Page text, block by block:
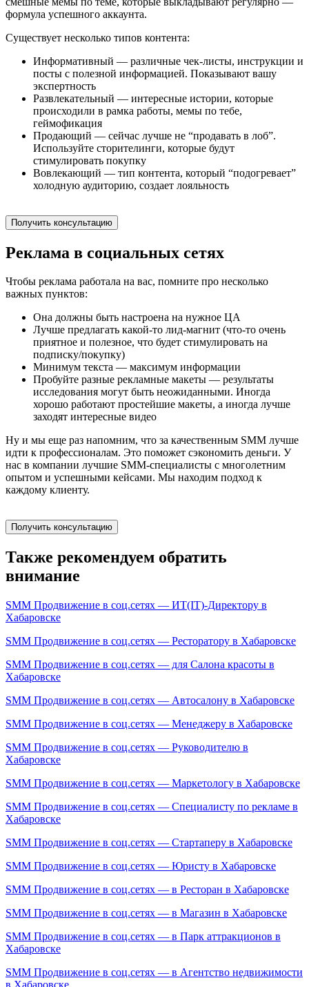
формула успешного аккаунта.
Существует несколько типов контента:
Информативный — различные чек-листы, инструкции и
посты с полезной информацией. Показывают вашу
экспертность
Развлекательный — интересные истории, которые
происходили в рамка работы, мемы по тебе,
геймофикация
Продающий — сейчас лучше не “продавать в лоб”.
Используйте сторителинги, которые будут
стимулировать покупку
Вовлекающий — тип контента, который “подогревает”
холодную аудиторию, создает лояльность
Получить консультацию
Реклама в социальных сетях
Чтобы реклама работала на вас, помните про несколько
важных пунктов:
Она должны быть настроена на нужное ЦА
Лучше предлагать какой-то лид-магнит (что-то очень
приятное и полезное, что будет стимулировать на
подписку/покупку)
Минимум текста — максимум информации
Пробуйте разные рекламные макеты — результаты
исследования могут быть неожиданными. Иногда
хорошо работают простейшие макеты, а иногда лучше
заходят интересные видео
Ну и мы еще раз напомним, что за качественным SMM лучше
идти к профессионалам. Это поможет сэкономить деньги. У
нас в компании лучшие SMM-специалисты с многолетним
опытом и успешными кейсами. Мы находим подход к
каждому клиенту.
Получить консультацию
Также рекомендуем обратить
внимание
SMM Продвижение в соц.сетях — ИТ(IT)-Директору в
Хабаровске
SMM Продвижение в соц.сетях — Ресторатору в Хабаровске
SMM Продвижение в соц.сетях — для Салона красоты в
Хабаровске
SMM Продвижение в соц.сетях — Автосалону в Хабаровске
SMM Продвижение в соц.сетях — Менеджеру в Хабаровске
SMM Продвижение в соц.сетях — Руководителю в
Хабаровске
SMM Продвижение в соц.сетях — Маркетологу в Хабаровске
SMM Продвижение в соц.сетях — Специалисту по рекламе в
Хабаровске
SMM Продвижение в соц.сетях — Стартаперу в Хабаровске
SMM Продвижение в соц.сетях — Юристу в Хабаровске
SMM Продвижение в соц.сетях — в Ресторан в Хабаровске
SMM Продвижение в соц.сетях — в Магазин в Хабаровске
SMM Продвижение в соц.сетях — в Парк аттракционов в
Хабаровске
SMM Продвижение в соц.сетях — в Агентство недвижимости